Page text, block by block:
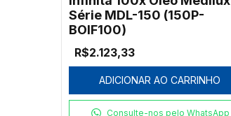
Série MDL-150 (150P-
BOIF100)
R$2.123,33
ADICIONAR AO CARRINHO
Consulte-nos pelo WhatsApp